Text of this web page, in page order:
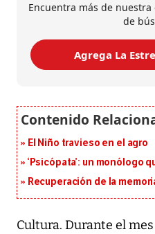
Encuentra más de
de
Agrega La
El Niño travieso en el agro
‘Psicópata’: un monólogo
Recuperación de la
Cultura. Durante el